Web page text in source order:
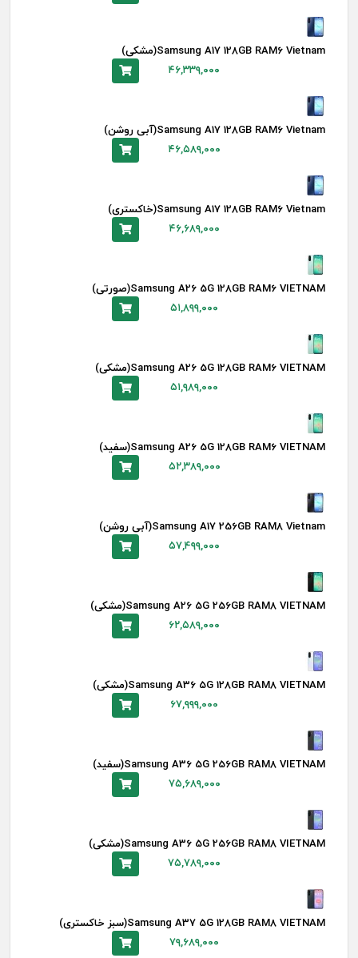
Samsung A17 128GB RAM6 Vietnam(مشکی)
۴۶,۳۳۹,۰۰۰
Samsung A17 128GB RAM6 Vietnam(آبی روشن)
۴۶,۵۸۹,۰۰۰
Samsung A17 128GB RAM6 Vietnam(خاکستری)
۴۶,۶۸۹,۰۰۰
Samsung A26 5G 128GB RAM6 VIETNAM(صورتی)
۵۱,۸۹۹,۰۰۰
Samsung A26 5G 128GB RAM6 VIETNAM(مشکی)
۵۱,۹۸۹,۰۰۰
Samsung A26 5G 128GB RAM6 VIETNAM(سفید)
۵۲,۳۸۹,۰۰۰
Samsung A17 256GB RAM8 Vietnam(آبی روشن)
۵۷,۴۹۹,۰۰۰
Samsung A26 5G 256GB RAM8 VIETNAM(مشکی)
۶۲,۵۸۹,۰۰۰
Samsung A36 5G 128GB RAM8 VIETNAM(مشکی)
۶۷,۹۹۹,۰۰۰
Samsung A36 5G 256GB RAM8 VIETNAM(سفید)
۷۵,۶۸۹,۰۰۰
Samsung A36 5G 256GB RAM8 VIETNAM(مشکی)
۷۵,۷۸۹,۰۰۰
Samsung A37 5G 128GB RAM8 VIETNAM(سبز خاکستری)
۷۹,۶۸۹,۰۰۰